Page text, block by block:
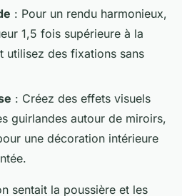
: Pour un rendu harmonieux,
1,5 fois supérieure à la
utilisez des fixations sans
: Créez des effets visuels
guirlandes autour de miroirs,
une décoration intérieure
sentait la poussière et les